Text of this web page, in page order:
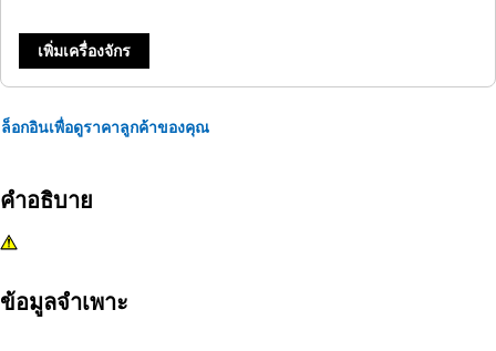
เพิ่มเครื่องจักร
ล็อกอินเพื่อดูราคาลูกค้าของคุณ
คำอธิบาย
ข้อมูลจำเพาะ